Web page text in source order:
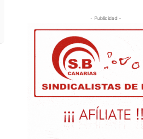
- Publicidad -